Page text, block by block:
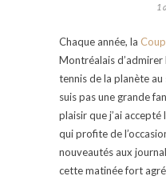
1
Chaque année, la
Montréalais
tennis de la planète
suis pas une grande
plaisir que j’ai accepté
qui profite de
nouveautés aux
cette matinée fort